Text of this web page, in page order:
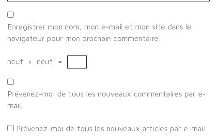
Enregistrer mon nom, mon e-mail et mon site dans le
navigateur pour mon prochain commentaire.
neuf × neuf =
Prévenez-moi de tous les nouveaux commentaires par e-
mail.
Prévenez-moi de tous les nouveaux articles par e-mail.